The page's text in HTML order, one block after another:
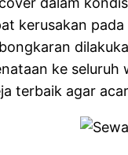
kerusakan
ke
terbaik agar